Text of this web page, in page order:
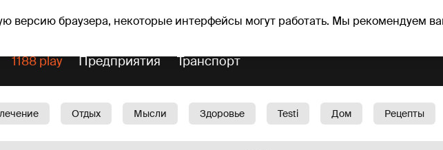
версию браузера, некоторые интерфейсы могут работать. Мы рекомендуем
Fredis, Madars Прогноз погоды Гороскопы
1188 play Предприятия Транспорт
Отдых Мысли Здоровье Testi Дом Рецепты